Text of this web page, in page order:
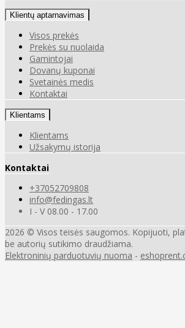
Klientų aptarnavimas
Visos prekės
Prekės su nuolaida
Gamintojai
Dovanų kuponai
Svetainės medis
Kontaktai
Klientams
Klientams
Užsakymų istorija
Kontaktai
+37052709808
info@fedingas.lt
I - V 08.00 - 17.00
2026 © Visos teisės saugomos. Kopijuoti,
be autorių sutikimo draudžiama.
Elektroninių parduotuvių nuoma -